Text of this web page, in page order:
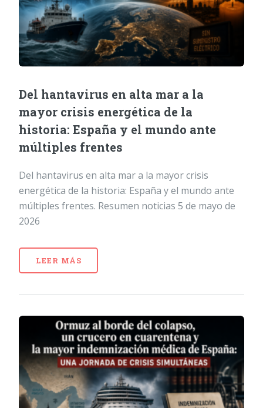
Del hantavirus en alta mar a la
mayor crisis energética de la
historia: España y el mundo ante
múltiples frentes
Del hantavirus en alta mar a la mayor crisis
energética de la historia: España y el mundo ante
múltiples frentes. Resumen noticias 5 de mayo de
2026
LEER MÁS